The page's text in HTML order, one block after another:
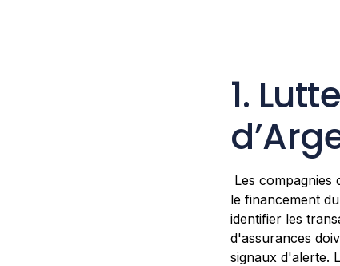
1.
Les compagnies
le financement
identifier les
d'assurances
signaux d'alerte.